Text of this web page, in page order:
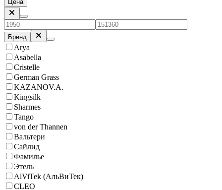
Цена
Бренд
Arya
Asabella
Cristelle
German Grass
KAZANOV.A.
Kingsilk
Sharmes
Tango
von der Thannen
Вальтери
Сайлид
Фамилье
Этель
AlViTek (АльВиТек)
CLEO